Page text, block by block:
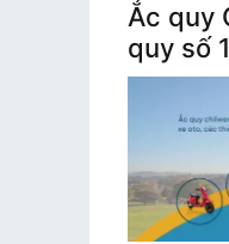
Ắc quy
quy số